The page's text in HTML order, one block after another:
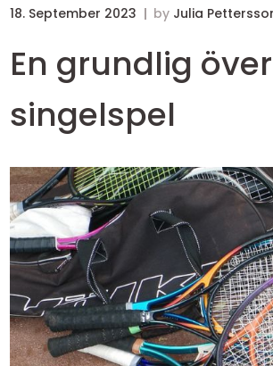
18. September 2023 by Julia
En grundlig
singelspel